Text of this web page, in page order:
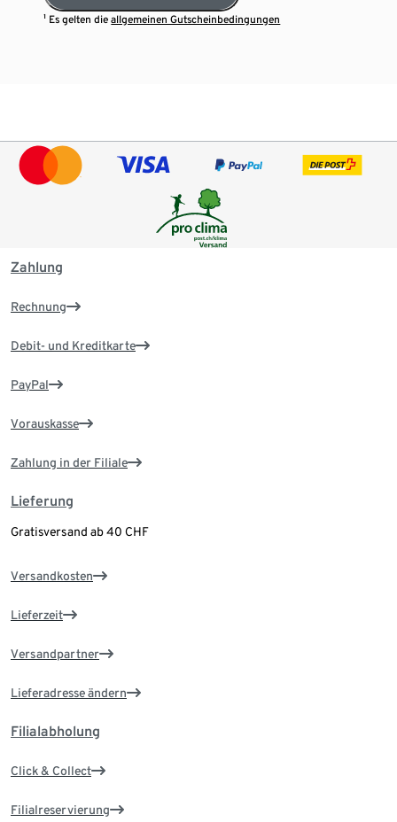
¹ Es gelten dieallgemeinen Gutscheinbedingungen
Zahlung
Rechnung
Debit- und Kreditkarte
PayPal
Vorauskasse
Zahlung in der Filiale
Lieferung
Gratisversand ab 40 CHF
Versandkosten
Lieferzeit
Versandpartner
Lieferadresse ändern
Filialabholung
Click & Collect
Filialreservierung